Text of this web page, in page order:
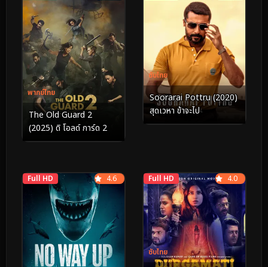
พากย์ไทย
The Old Guard 2
(2025) ดิ โอลด์ การ์ด 2
ซับไทย
Soorarai Pottru (2020)
สุดเวหา ข้าจะไป
Full HD 4.6 Full HD
ซับไทย
4.0